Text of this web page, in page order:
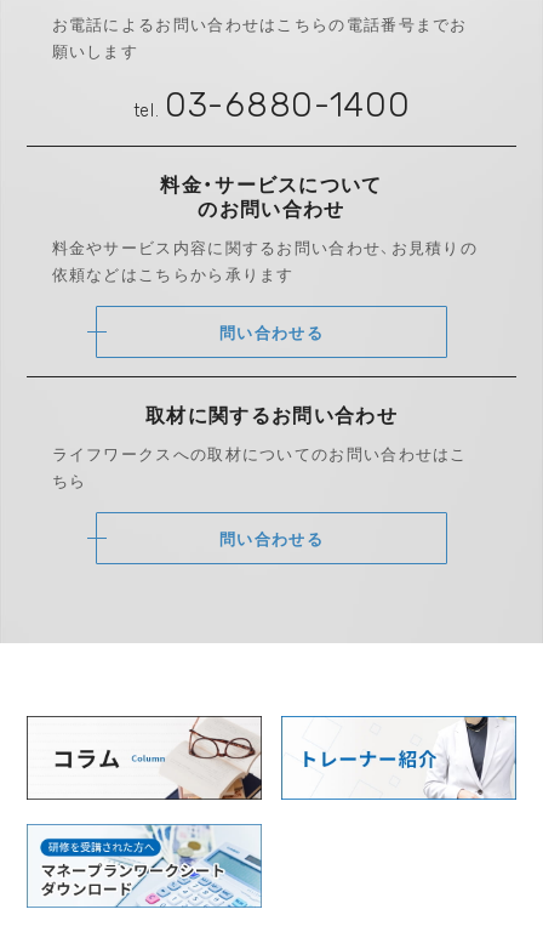
お電話によるお問い合わせは こちらの電話番号までお
願いします
tel. 03-6880-1400
料金・サービスについて
のお問い合わせ
料金やサービス内容に関するお問い合わせ、 お見積りの
依頼などはこちらから承ります
問い合わせる
取材に関するお問い合わせ
ライフワークスへの取材についてのお問い合わせはこ
ちら
問い合わせる